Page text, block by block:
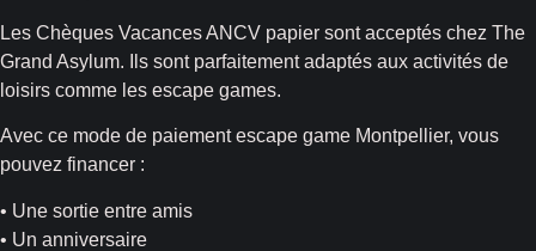
Les Chèques Vacances ANCV papier sont acceptés chez The
Grand Asylum. Ils sont parfaitement adaptés aux activités de
loisirs comme les escape games.
Avec ce mode de paiement escape game Montpellier, vous
pouvez financer :
• Une sortie entre amis
• Un anniversaire